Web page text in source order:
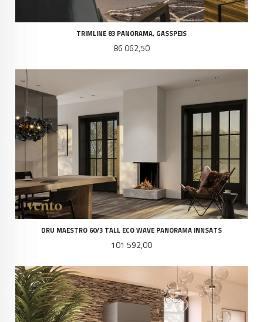
TRIMLINE 83 PANORAMA, GASSPEIS
Pris
86 062,50
DRU MAESTRO 60/3 TALL ECO WAVE PANORAMA INNSATS
Pris
101 592,00